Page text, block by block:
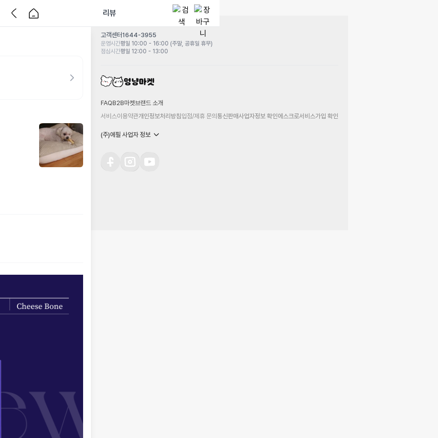
리뷰
고객센터1644-3955
운영시간평일 10:00 - 16:00 (주말, 공휴일 휴무)
점심시간평일 12:00 - 13:00
FAQB2B마켓 브랜드 소개
서비스이용약관개인정보처리방침입점/제휴 문의통신판매사업자정보 확인에스크로서비스가입 확인
(주)에필 사업자 정보